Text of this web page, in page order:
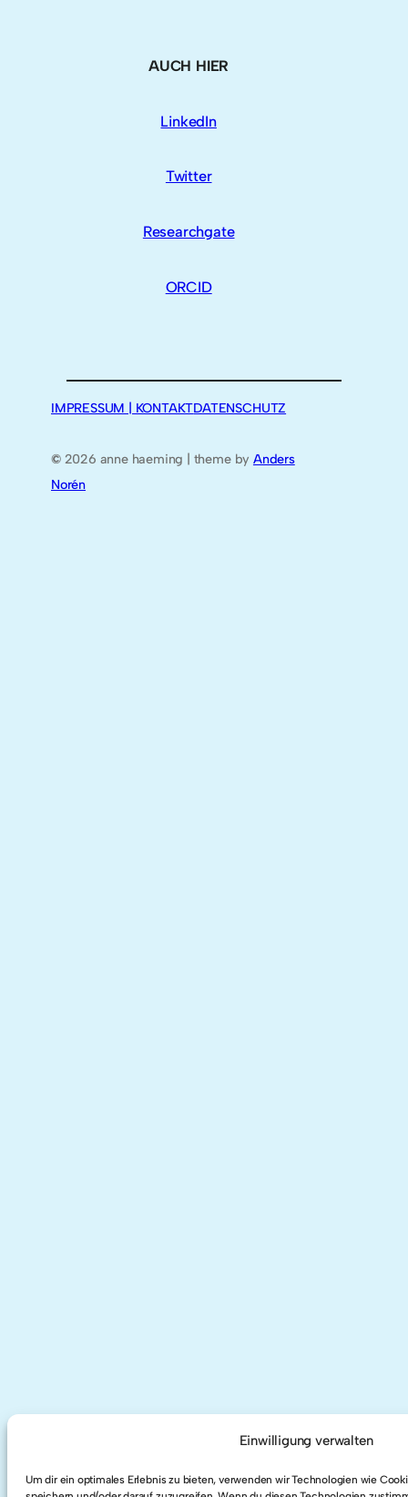
Einwilligung verwalten
Um dir ein optimales Erlebnis zu bieten, verwenden wir Technologien wie
AUCH HIER
LinkedIn
Twitter
Researchgate
ORCID
IMPRESSUM | KONTAKTDATENSCHUTZ
©2026 anne haeming | theme by Anders
Norén